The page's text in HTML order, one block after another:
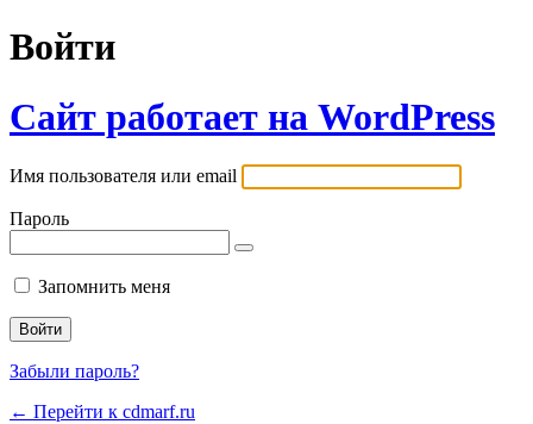
Войти
Сайт работает на WordPress
Имя пользователя или email
Пароль
Запомнить меня
Забыли пароль?
← Перейти к cdmarf.ru